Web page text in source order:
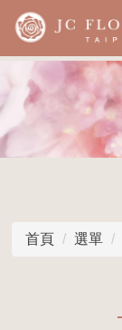
首頁 選單